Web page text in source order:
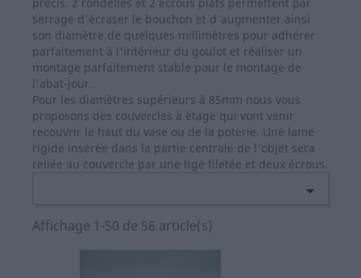
serrage d'écraser le bouchon et d'augmenter ainsi
son diamètre de quelques millimètres pour adhérer
parfaitement à l'intérieur du goulot et réaliser un
montage parfaitement stable pour le montage de
l'abat-jour.
Pour les diamètres supérieurs à 85mm nous vous
proposons des couvercles à étage qui vont venir
recouvrir le haut du vase ou de la poterie. Une lame
rigide insérée dans la partie centrale de l'objet sera
reliée au couvercle par une tige filetée et deux écrous.

Affichage 1-50 de 56 article(s)